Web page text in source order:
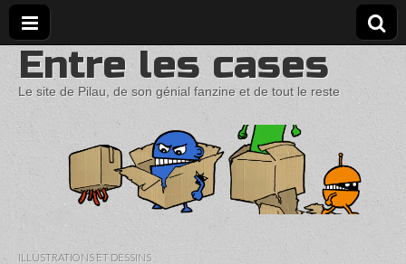
Entre les cases
Le site de Pilau, de son génial fanzine et de tout le reste
ILLUSTRATIONS ET DESSINS